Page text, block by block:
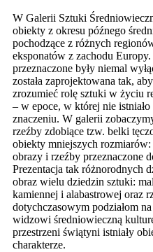
W Galerii Sztuki
obiekty z okresu późnego
pochodzące z różnych
eksponatów z zachodu
przeznaczone były niemal
została zaprojektowana tak,
zrozumieć rolę sztuki w życiu
– w epoce, w której nie
znaczeniu. W galerii
rzeźby zdobiące tzw. belki
obiekty mniejszych
obrazy i rzeźby przeznaczone
Prezentacja tak różnorodnych
obraz wielu dziedzin sztuki:
kamiennej i alabastrowej oraz
dotychczasowym podziałom
widzowi średniowieczną
przestrzeni świątyni istniały
charakterze.